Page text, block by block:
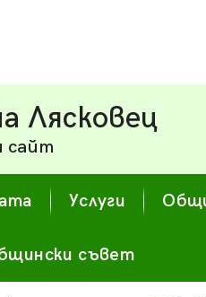
Лясковец
сайт
Услуги
съвет